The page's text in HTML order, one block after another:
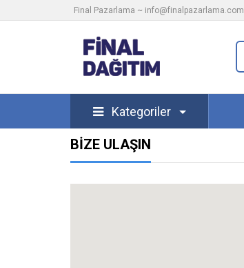
Final Pazarlama ~ info@finalpazarlama.com
Kategoriler
BİZE ULAŞIN